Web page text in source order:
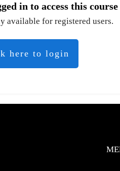
in to access this course
available for registered users.
here to login